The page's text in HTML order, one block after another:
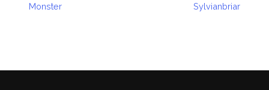
Sylvianbriar
Monster